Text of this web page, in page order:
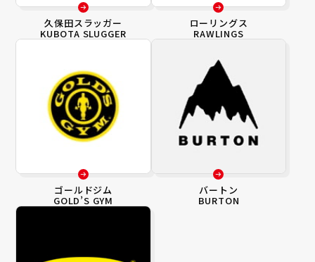
久保田スラッガー
KUBOTA SLUGGER
ローリングス
RAWLINGS
ゴールドジム
GOLD’S GYM
バートン
BURTON